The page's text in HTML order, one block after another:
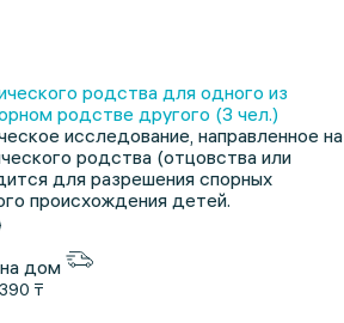
родства для одного из
родстве другого (3 чел.)
исследование, направленное на
родства (отцовства или
для разрешения спорных
происхождения детей.
дом
₸